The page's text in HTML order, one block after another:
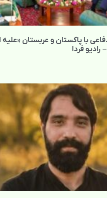
با پاکستان و عربستان «علیه
فردا